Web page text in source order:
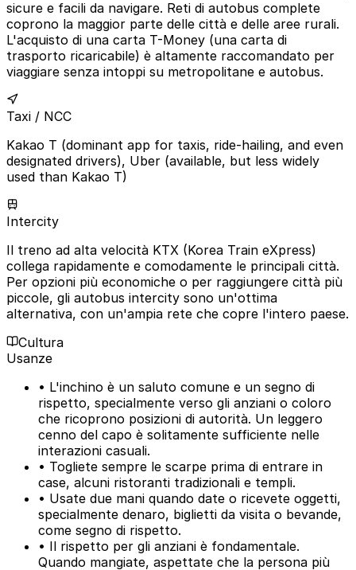
sicure e facili da navigare. Reti di autobus complete
coprono la maggior parte delle città e delle aree rurali.
L'acquisto di una carta T-Money (una carta di
trasporto ricaricabile) è altamente raccomandato per
viaggiare senza intoppi su metropolitane e autobus.
Taxi / NCC
Kakao T (dominant app for taxis, ride-hailing, and even
designated drivers), Uber (available, but less widely
used than Kakao T)
Intercity
Il treno ad alta velocità KTX (Korea Train eXpress)
collega rapidamente e comodamente le principali città.
Per opzioni più economiche o per raggiungere città più
piccole, gli autobus intercity sono un'ottima
alternativa, con un'ampia rete che copre l'intero paese.
Cultura
Usanze
• L'inchino è un saluto comune e un segno di
rispetto, specialmente verso gli anziani o coloro
che ricoprono posizioni di autorità. Un leggero
cenno del capo è solitamente sufficiente nelle
interazioni casuali.
• Togliete sempre le scarpe prima di entrare in
case, alcuni ristoranti tradizionali e templi.
• Usate due mani quando date o ricevete oggetti,
specialmente denaro, biglietti da visita o bevande,
come segno di rispetto.
• Il rispetto per gli anziani è fondamentale.
Quando mangiate, aspettate che la persona più